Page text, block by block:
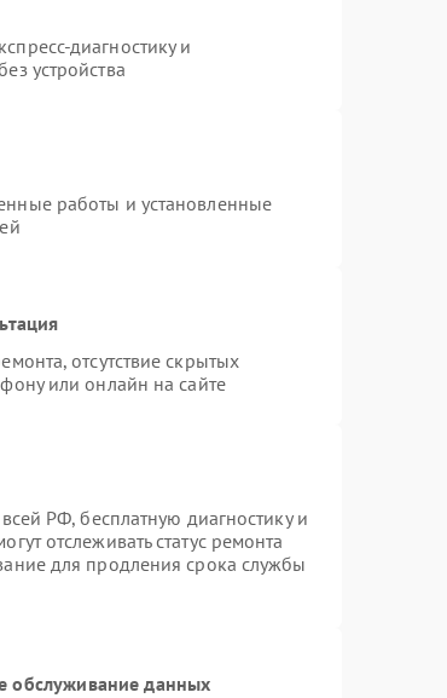
диагностику и
устройства
работы и установленные
отсутствие скрытых
или онлайн на сайте
РФ, бесплатную диагностику и
отслеживать статус ремонта
для продления срока службы
обслуживание данных